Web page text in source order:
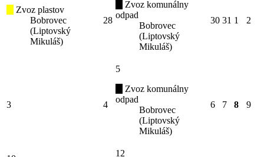
Zvoz plastov
Bobrovec
(Liptovský
Mikuláš)
28
Zvoz komunálny
odpad
Bobrovec
(Liptovský
Mikuláš)
30 31 1 2
3 4
5
Zvoz komunálny
odpad
Bobrovec
(Liptovský
Mikuláš)
6 7 8 9
12